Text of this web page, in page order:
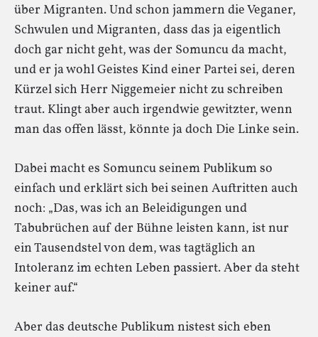
über Migranten. Und schon jammern die Veganer,
Schwulen und Migranten, dass das ja eigentlich
doch gar nicht geht, was der Somuncu da macht,
und er ja wohl Geistes Kind einer Partei sei, deren
Kürzel sich Herr Niggemeier nicht zu schreiben
traut. Klingt aber auch irgendwie gewitzter, wenn
man das offen lässt, könnte ja doch Die Linke sein.
Dabei macht es Somuncu seinem Publikum so
einfach und erklärt sich bei seinen Auftritten auch
noch: „Das, was ich an Beleidigungen und
Tabubrüchen auf der Bühne leisten kann, ist nur
ein Tausendstel von dem, was tagtäglich an
Intoleranz im echten Leben passiert. Aber da steht
keiner auf.“
Aber das deutsche Publikum nistest sich eben